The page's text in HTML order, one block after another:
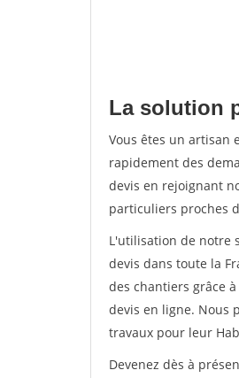
La solution
Vous êtes un artisan
rapidement des
devis en rejoignant
particuliers proches
L'utilisation de notre
devis dans toute la
des chantiers grâce à
devis en ligne. Nous
travaux pour leur
Devenez dès à